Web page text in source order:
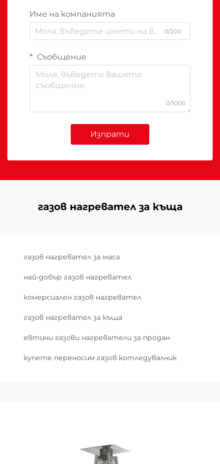
Име на компанията
0/200
Съобщение
0/1000
Изпрати
газов нагревател за къща
газов нагревател за маса
най-добър газов нагревател
комерсиален газов нагревател
газов нагревател за къща
евтини газови нагреватели за продан
купете переносим газов котледувалник